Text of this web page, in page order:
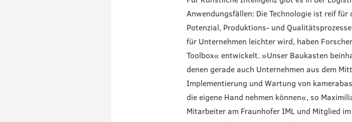
Anwendungsfällen: Die Technologie ist reif
Potenzial, Produktions- und
für Unternehmen leichter wird, haben
Toolbox« entwickelt. »Unser Baukasten
denen gerade auch Unternehmen aus dem
Implementierung und Wartung von
die eigene Hand nehmen können«, so
Mitarbeiter am Fraunhofer IML und Mitglied